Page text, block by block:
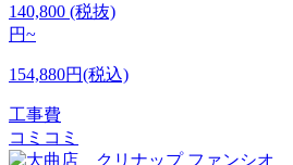
140,800 (税抜)
円~
154,880円(税込)
工事費
コミコミ